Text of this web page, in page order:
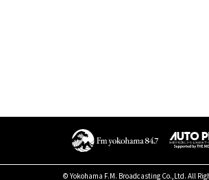
© Yokohama F.M. Broadcasting Co.,Ltd. All